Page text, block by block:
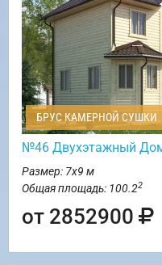
БРУС КАМЕРНОЙ СУШКИ
№46 Двухэтажный
Размер: 7х9 м
Общая площадь: 100.22
от 2852900